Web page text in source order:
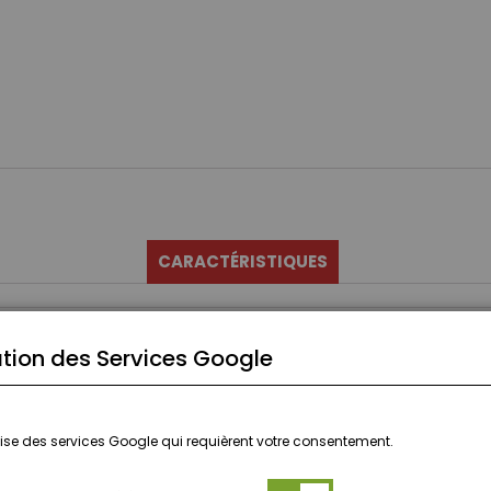
CARACTÉRISTIQUES
des Services Google
des services Google qui requièrent votre consentement.